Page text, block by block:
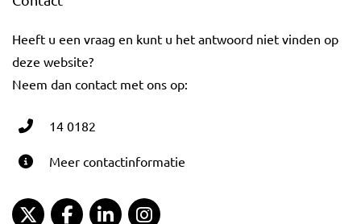
Heeft u een vraag en kunt u het antwoord niet vinden op
deze website?
Neem dan contact met ons op:
14 0182
Meer contactinformatie
Gemeente Gouda Twitter
Gemeente Gouda Facebook
Gemeente Gouda LinkedIn